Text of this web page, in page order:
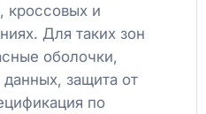
кроссовых и
Для таких зон
оболочки,
защита от
по